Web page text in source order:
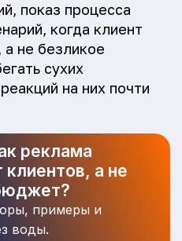
показ процесса
когда клиент
а не безликое
сухих
на них почти
реклама
клиентов, а не
примеры и
воды.